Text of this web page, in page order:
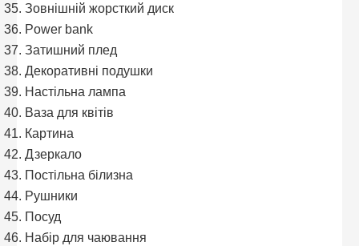
Зовнішній жорсткий диск
Power bank
Затишний плед
Декоративні подушки
Настільна лампа
Ваза для квітів
Картина
Дзеркало
Постільна білизна
Рушники
Посуд
Набір для чаювання